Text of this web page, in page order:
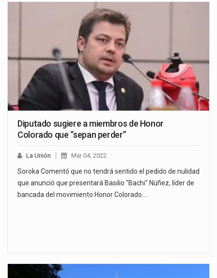
Diputado sugiere a miembros de Honor
Colorado que “sepan perder”
La Unión Mar 04, 2022
Soroka Comentó que no tendrá sentido el pedido de nulidad
que anunció que presentará Basilio "Bachi" Núñez, líder de
bancada del movimiento Honor Colorado.…